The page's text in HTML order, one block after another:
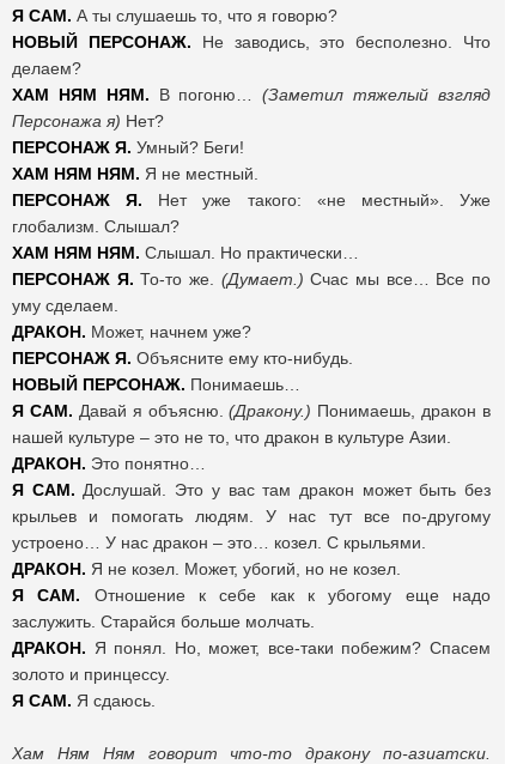
Я САМ. А ты слушаешь то, что я говорю?
НОВЫЙ ПЕРСОНАЖ. Не заводись, это бесполезно. Что
делаем?
ХАМ НЯМ НЯМ. В погоню…(Заметил тяжелый взгляд
Персонажа я) Нет?
ПЕРСОНАЖ Я. Умный? Беги!
ХАМ НЯМ НЯМ. Я не местный.
ПЕРСОНАЖ Я. Нет уже такого: «не местный». Уже
глобализм. Слышал?
ХАМ НЯМ НЯМ. Слышал. Но практически…
ПЕРСОНАЖ Я. То-то же. (Думает.)Счас мы все… Все по
уму сделаем.
ДРАКОН. Может, начнем уже?
ПЕРСОНАЖ Я. Объясните ему кто-нибудь.
НОВЫЙ ПЕРСОНАЖ. Понимаешь…
Я САМ. Давай я объясню.(Дракону.) Понимаешь, дракон в
нашей культуре – это не то, что дракон в культуре Азии.
ДРАКОН. Это понятно…
Я САМ. Дослушай. Это у вас там дракон может быть без
крыльев и помогать людям. У нас тут все по-другому
устроено… У нас дракон – это… козел. С крыльями.
ДРАКОН. Я не козел. Может, убогий, но не козел.
Я САМ. Отношение к себе как к убогому еще надо
заслужить. Старайся больше молчать.
ДРАКОН. Я понял. Но, может, все-таки побежим? Спасем
золото и принцессу.
Я САМ. Я сдаюсь.
Хам Ням Ням говорит что-то дракону по-азиатски.